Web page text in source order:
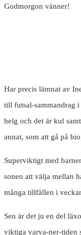
Godmorgon vänner!
Har precis lämnat av
till futsal-sammandrag
helg och det är kul
annat, som att gå på
Superviktigt med
sonen att välja mellan
många tillfällen i
Sen är det ju en del
viktiga varva-ner-tiden